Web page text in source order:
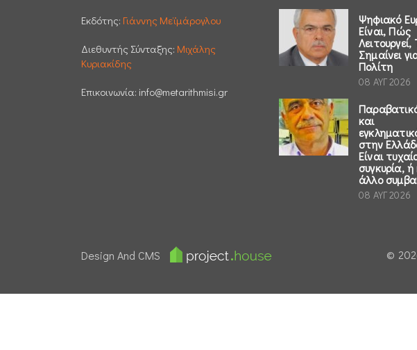
Εκδότης: Γιάννης Μεϊμάρογλου
Διεθυντής Σύνταξης: Μιχάλης
Κυριακίδης
Επικοινωνία: info@metarithmisi.gr
Ψηφιακό
Είναι, Πώς
Λειτουργεί,
Σημαίνει
Πολίτη
08 ΑΥΓ 2026
και
στην
Είναι
συγκυρία, ή
άλλο
08 ΑΥΓ 2026
Design And CMS ©